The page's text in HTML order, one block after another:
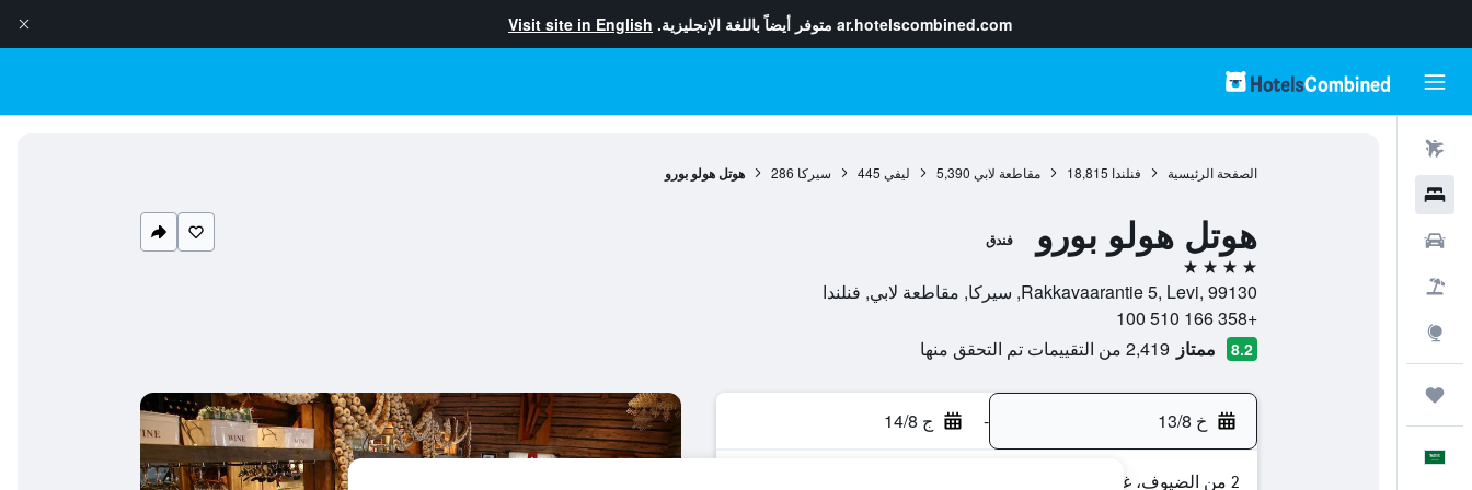
ar.hotelscombined.com متوفر أيضاً باللغة الإنجليزية. Visit site in English
الصفحة الرئيسية فنلندا 18,815 مقاطعة لابي 5,390 ليفي 445 سيركا 286 هوتل هولو بورو
هوتل هولو بورو فندق
4 نجوم
Rakkavaarantie 5, Levi, 99130, سيركا, مقاطعة لابي, فنلندا
+358 166 510 100
8.2 ممتاز 2,419 من التقييمات تم التحقق منها
خ 13/8 - ج 14/8
2 من الضيوف، غرفة واحدة